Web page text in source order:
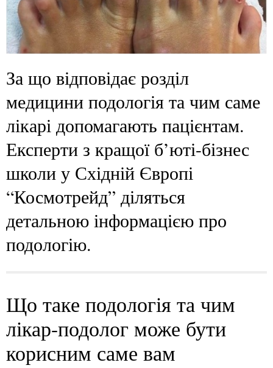
За що відповідає розділ
медицини подологія та чим саме
лікарі допомагають пацієнтам.
Експерти з кращої б’юті-бізнес
школи у Східній Європі
“Космотрейд” діляться
детальною інформацією про
подологію.
Що таке подологія та чим
лікар-подолог може бути
корисним саме вам